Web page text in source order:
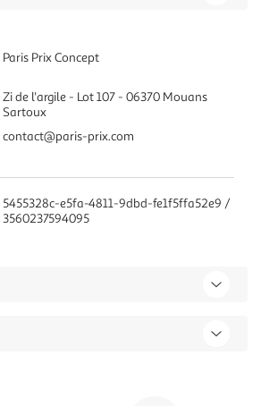
Paris Prix Concept
Zi de l'argile - Lot 107 - 06370 Mouans
Sartoux
contact@paris-prix.com
5455328c-e5fa-4811-9dbd-fe1f5ffa52e9 /
3560237594095